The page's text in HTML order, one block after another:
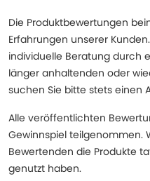
Die Produktbewertungen
Erfahrungen unserer
individuelle Beratung durch
länger anhaltenden oder
suchen Sie bitte stets einen
Alle veröffentlichten
Gewinnspiel teilgenommen.
Bewertenden die Produkte
genutzt haben.